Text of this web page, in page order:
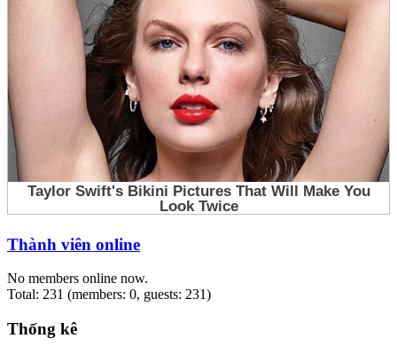
Thành viên online
No members online now.
Total: 231 (members: 0, guests: 231)
Thống kê